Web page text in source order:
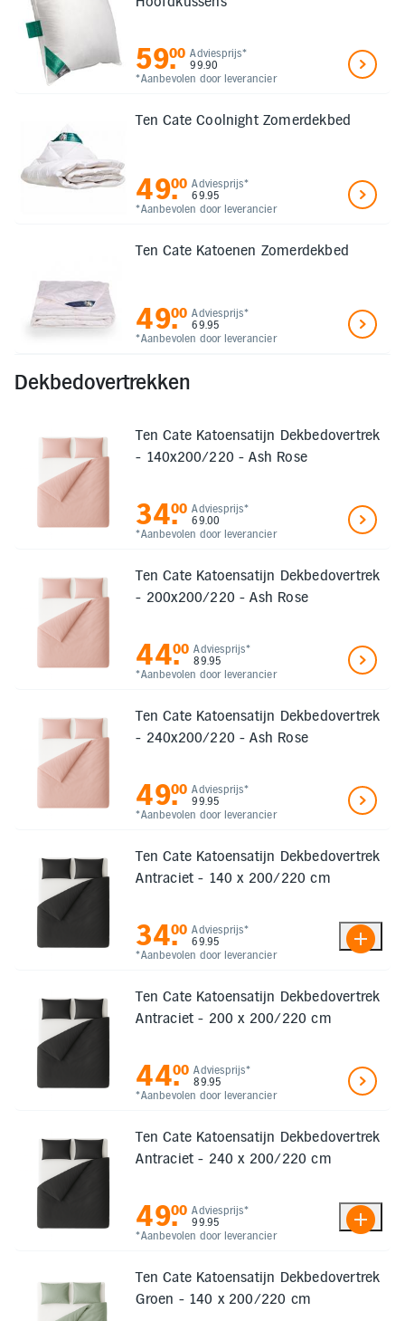
Adviesprijs*
99.90
*Aanbevolen door leverancier
59.
00
Ten Cate Coolnight Zomerdekbed
Adviesprijs*
69.95
*Aanbevolen door leverancier
49.
00
Ten Cate Katoenen Zomerdekbed
Adviesprijs*
69.95
*Aanbevolen door leverancier
49.
00
Dekbedovertrekken
Ten Cate Katoensatijn Dekbedovertrek
- 140x200/220 - Ash Rose
Adviesprijs*
69.00
*Aanbevolen door leverancier
34.
00
Ten Cate Katoensatijn Dekbedovertrek
- 200x200/220 - Ash Rose
Adviesprijs*
89.95
*Aanbevolen door leverancier
44.
00
Ten Cate Katoensatijn Dekbedovertrek
- 240x200/220 - Ash Rose
Adviesprijs*
99.95
*Aanbevolen door leverancier
49.
00
Ten Cate Katoensatijn Dekbedovertrek
Antraciet - 140 x 200/220 cm
Adviesprijs*
69.95
*Aanbevolen door leverancier
34.
00
Ten Cate Katoensatijn Dekbedovertrek
Antraciet - 200 x 200/220 cm
Adviesprijs*
89.95
*Aanbevolen door leverancier
44.
00
Ten Cate Katoensatijn Dekbedovertrek
Antraciet - 240 x 200/220 cm
Adviesprijs*
99.95
*Aanbevolen door leverancier
49.
00
Ten Cate Katoensatijn Dekbedovertrek
Groen - 140 x 200/220 cm